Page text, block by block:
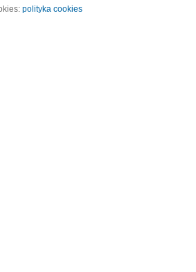
polityka cookies